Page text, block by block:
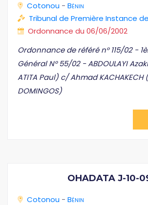
Cotonou - Bénin
Tribunal de Première Instance
Ordonnance du 06/06/2002
Ordonnance de référé n° 115/02 -
Général N° 55/02 - ABDOULAYI
ATITA Paul) c/ Ahmad KACHAKECH
DOMINGOS)
OHADATA J-10-
Cotonou - Bénin